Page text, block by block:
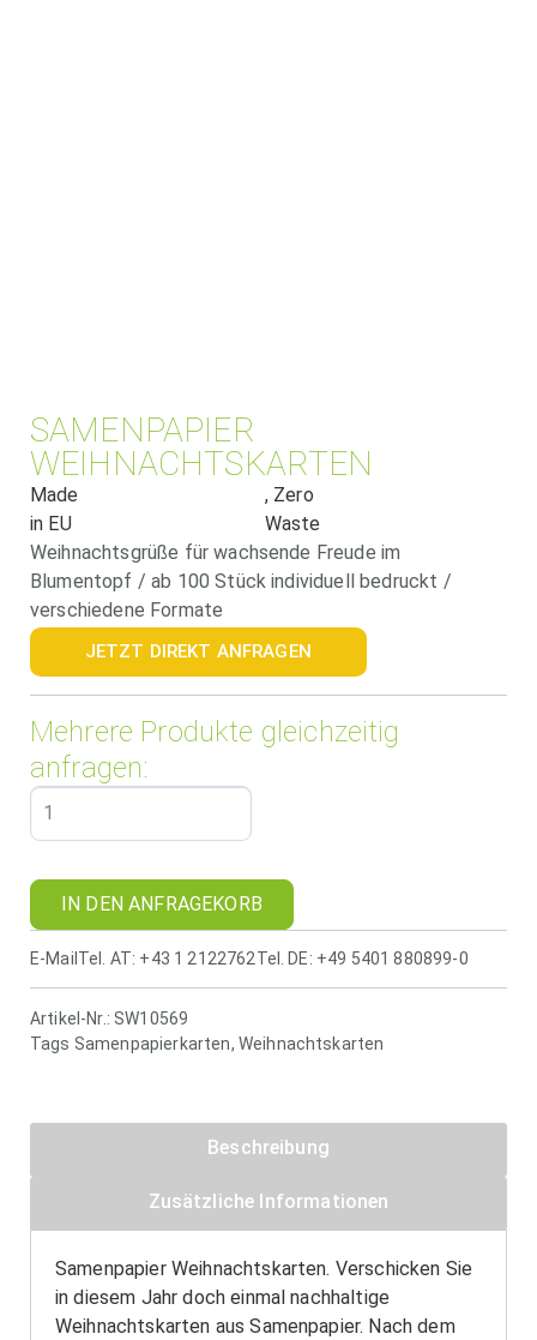
SAMENPAPIER
WEIHNACHTSKARTEN
Made
in EU
, Zero
Waste
Weihnachtsgrüße für wachsende Freude im
Blumentopf / ab 100 Stück individuell bedruckt /
verschiedene Formate
JETZT DIREKT ANFRAGEN
Mehrere Produkte gleichzeitig
anfragen:
IN DEN ANFRAGEKORB
E-Mail Tel. AT: +43 1 2122762Tel. DE: +49 5401 880899-0
Artikel-Nr.: SW10569
Tags Samenpapierkarten, Weihnachtskarten
Beschreibung
Zusätzliche Informationen
Samenpapier Weihnachtskarten. Verschicken Sie
in diesem Jahr doch einmal nachhaltige
Weihnachtskarten aus Samenpapier. Nach dem